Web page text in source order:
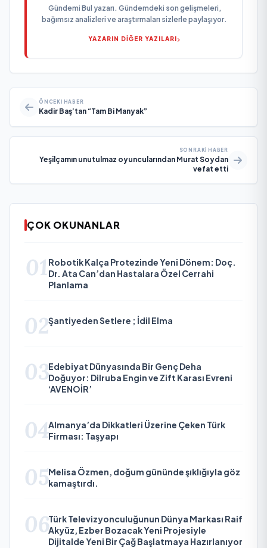
Gündemi Bul yazarı. Gündemdeki son gelişmeleri,
bağımsız analizleri ve araştırmaları sizlerle paylaşıyor.
YAZARIN DİĞER YAZILARI
ÖNCEKI HABER
Kadir Baş’tan “Tam Bi Manyak”
SONRAKI HABER
Yeşilçamın unutulmaz oyuncularından Murat Soydan
vefat etti
ÇOK OKUNANLAR
01 Robotik Kalça Protezinde Yeni Dönem: Doç.
Dr. Ata Can’dan Hastalara Özel Cerrahi
Planlama
02Şantiyeden Setlere ; İdil Elma
03Edebiyat Dünyasında Bir Genç Deha
Doğuyor: Dilruba Engin ve Zift Karası Evreni
‘AVENOİR’
04Almanya’da Dikkatleri Üzerine Çeken Türk
Firması: Taşyapı
05Melisa Özmen, doğum gününde şıklığıyla göz
kamaştırdı.
06Türk Televizyonculuğunun Dünya Markası Raif
Akyüz, Ezber Bozacak Yeni Projesiyle
Dijitalde Yeni Bir Çağ Başlatmaya Hazırlanıyor